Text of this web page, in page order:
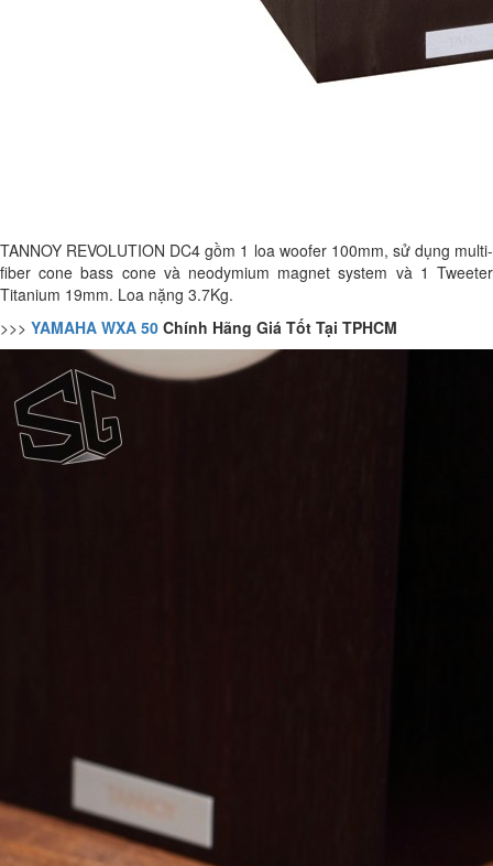
TANNOY REVOLUTION DC4 gồm 1 loa woofer 100mm, sử dụng multi-
fiber cone bass cone và neodymium magnet system và 1 Tweeter
Titanium 19mm. Loa nặng 3.7Kg.
>>> YAMAHA WXA 50 Chính Hãng Giá Tốt Tại TPHCM